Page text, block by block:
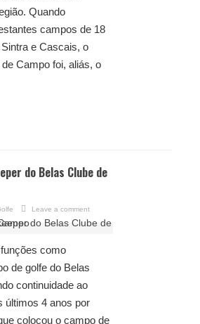
Quando
campos de 18
e Cascais, o
Campo foi, aliás, o
do Belas Clube de
Leave a comment
como
de golfe do Belas
continuidade ao
últimos 4 anos por
colocou o campo de